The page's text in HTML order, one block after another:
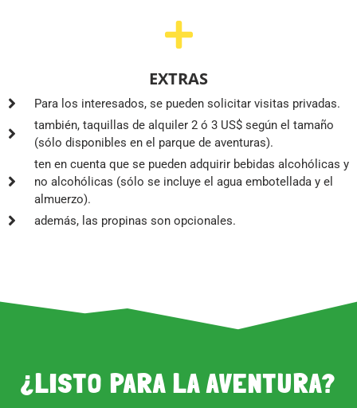
EXTRAS
Para los interesados, se pueden solicitar visitas privadas.
también, taquillas de alquiler 2 ó 3 US$ según el tamaño
(sólo disponibles en el parque de aventuras).
ten en cuenta que se pueden adquirir bebidas alcohólicas y
no alcohólicas (sólo se incluye el agua embotellada y el
almuerzo).
además, las propinas son opcionales.
¿LISTO PARA LA AVENTURA?